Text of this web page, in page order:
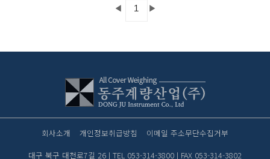
◀ 1 ▶
회사소개 개인정보취급방침
이메일 주소무단수집거부
대구 북구 대천로7길 26 | TEL 053-314-3800 | FAX 053-314-3802